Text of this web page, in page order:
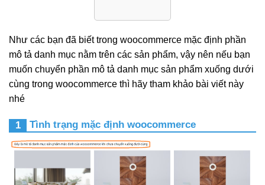
Như các bạn đã biết trong woocommerce mặc định phần
mô tả danh mục nằm trên các sản phẩm, vậy nên nếu bạn
muốn chuyển phần mô tả danh mục sản phẩm xuống dưới
cùng trong woocommerce thì hãy tham khảo bài viết này
nhé
Tình trạng mặc định woocommerce